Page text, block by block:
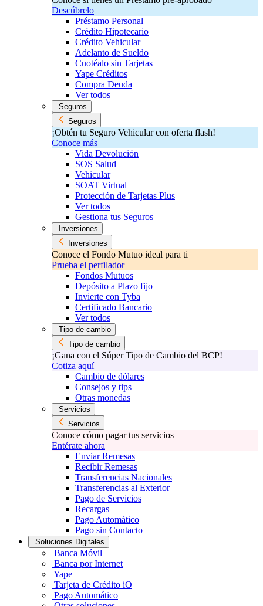
Descúbrelo
Préstamo Personal
Crédito Hipotecario
Crédito Vehicular
Adelanto de Sueldo
Cuotéalo sin Tarjetas
Yape Créditos
Compra Deuda
Ver todos
Seguros
Seguros
¡Obtén tu Seguro Vehicular con oferta flash!
Conoce más
Vida Devolución
SOS Salud
Vehicular
SOAT Virtual
Protección de Tarjetas Plus
Ver todos
Gestiona tus Seguros
Inversiones
Inversiones
Conoce el Fondo Mutuo ideal para ti
Prueba el perfilador
Fondos Mutuos
Depósito a Plazo fijo
Invierte con Tyba
Certificado Bancario
Ver todos
Tipo de cambio
Tipo de cambio
¡Gana con el Súper Tipo de Cambio del BCP!
Cotiza aquí
Cambio de dólares
Consejos y tips
Otras monedas
Servicios
Servicios
Conoce cómo pagar tus servicios
Entérate ahora
Enviar Remesas
Recibir Remesas
Transferencias Nacionales
Transferencias al Exterior
Pago de Servicios
Recargas
Pago Automático
Pago sin Contacto
Soluciones Digitales
Banca Móvil
Banca por Internet
Yape
Tarjeta de Crédito iO
Pago Automático